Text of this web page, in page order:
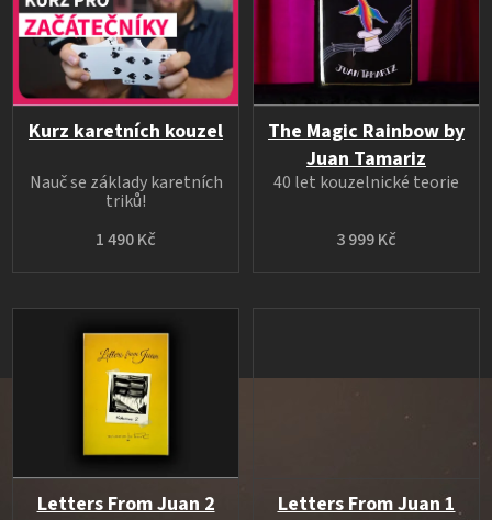
s
p
r
ů
Kurz karetních kouzel
1 490 Kč
Nauč se základy karetních
triků!
The Magic Rainbow by
Juan Tamariz
3 999 Kč
40 let kouzelnické teorie
Letters From Juan 2 Letters From Juan 1